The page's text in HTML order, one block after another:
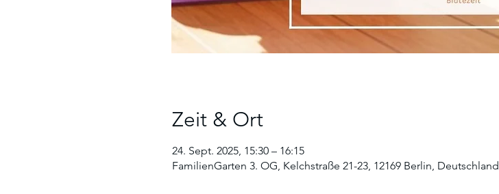
Zeit & Ort
24. Sept. 2025, 15:30 – 16:15
FamilienGarten 3. OG, Kelchstraße 21-23, 12169 Berlin, Deutschland